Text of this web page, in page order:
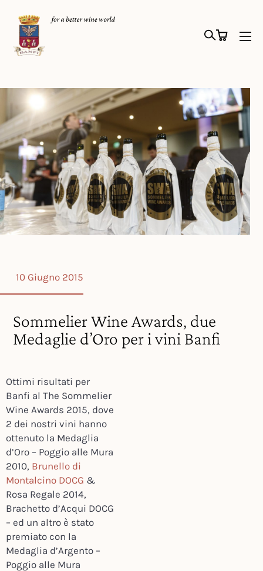
10 Giugno 2015
Sommelier Wine Awards, due
Medaglie d’Oro per i vini Banfi
Ottimi risultati per
Banfi al The Sommelier
Wine Awards 2015, dove
2 dei nostri vini hanno
ottenuto la Medaglia
d’Oro – Poggio alle Mura
2010, Brunello di
Montalcino DOCG &
Rosa Regale 2014,
Brachetto d’Acqui DOCG
– ed un altro è stato
premiato con la
Medaglia d’Argento –
Poggio alle Mura